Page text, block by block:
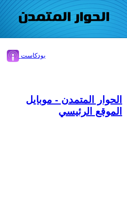
بودكاست
الحوار المتمدن - موبايل
الموقع الرئيسي